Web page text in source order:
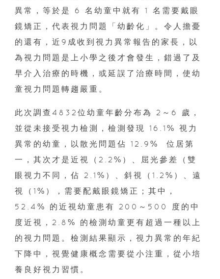
異常，等於是 6 名幼童中就有 1 名需要戴眼
鏡矯正，代表視力問題「幼齡化」。令人擔憂
的還有，近9成收到視力異常報告的家長，以
為視力問題是上小學之後才會發生，錯過了及
早介入治療的時機，或延誤了治療時間，使幼
童視力問題轉趨嚴重。
此次調查4832位幼童年齡分布為 2～6 歲，
並從未接受視力檢測，檢測發現 16.1% 視力
異常的幼童，以散光問題佔 12.9% 位居第
一，其次才是近視（2.2%）、屈光參差（雙
眼視力不同，佔 2.1%）、斜視（1.2%）、遠
視（1%），需要配戴眼鏡矯正；其中，
52.4% 的近視幼童患有 200～500 度的中
度近視，2.8% 的檢測幼童更有超過一種以上
的視力問題。檢測結果顯示，視力異常的年紀
下降中，視覺健康概念需要從小注重，從小培
養良好視力習慣。